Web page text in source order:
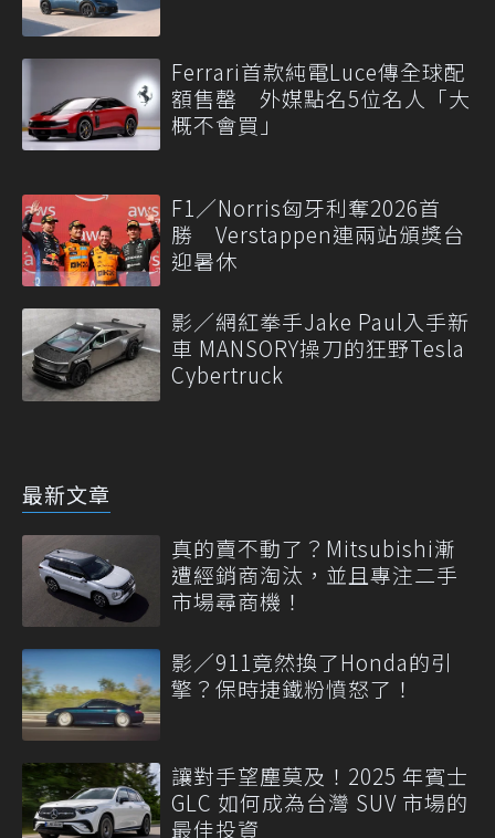
Ferrari首款純電Luce傳全球配
額售罄 外媒點名5位名人「大
概不會買」
F1／Norris匈牙利奪2026首
勝 Verstappen連兩站頒獎台
迎暑休
影／網紅拳手Jake Paul入手新
車 MANSORY操刀的狂野Tesla
Cybertruck
最新文章
真的賣不動了？Mitsubishi漸
遭經銷商淘汰，並且專注二手
市場尋商機！
影／911竟然換了Honda的引
擎？保時捷鐵粉憤怒了！
讓對手望塵莫及！2025 年賓士
GLC 如何成為台灣 SUV 市場的
最佳投資